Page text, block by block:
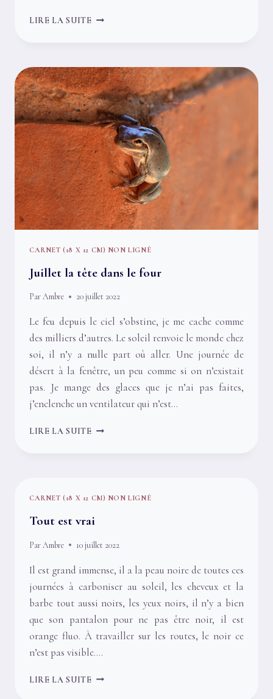
LIRE LA SUITEC’EST
IMPLAÇABLE.
OU
PAS
CARNET (18 X 12 CM) NON LIGNÉ
Juillet la tête dans le four
ParAmbre 20 juillet 2022
Le feu depuis le ciel s’obstine, je me cache comme
des milliers d’autres. Le soleil renvoie le monde chez
soi, il n’y a nulle part où aller. Une journée de
désert à la fenêtre, un peu comme si on n’existait
pas. Je mange des glaces que je n’ai pas faites,
j’enclenche un ventilateur qui n’est…
LIRE LA SUITEJUILLET
CARNET (18 X 12 CM) NON LIGNÉ
Tout est vrai
ParAmbre 10 juillet 2022
Il est grand immense, il a la peau noire de toutes ces
journées à carboniser au soleil, les cheveux et la
barbe tout aussi noirs, les yeux noirs, il n’y a bien
que son pantalon pour ne pas être noir, il est
orange fluo. À travailler sur les routes, le noir ce
n’est pas visible….
LIRE LA SUITETOUT